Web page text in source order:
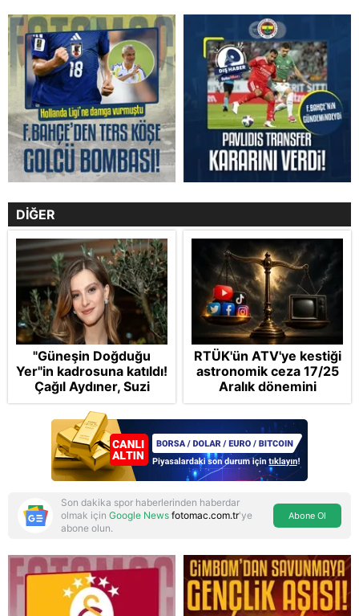
Reddet
DİĞER
"Güneşin Doğduğu
Yer"in kadrosuna katıldı!
Çağıl Aydıner, Suzi
karakteriyle geliyor
RTÜK'ün ATV'ye kestiği
astronomik ceza 17/25
Aralık dönemini
anımsattı! Milli yayınlara
"yaptırım" kıskacı:
Turkuvaz Medya neden
hedefte?
Son dakika spor haberlerinden haberdar
olmak için Google News fotomac.com.tr'ye
abone olun.
Abone Ol